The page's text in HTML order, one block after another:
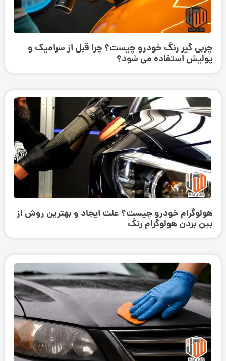
چربی گیر رنگ خودرو چیست؟ چرا قبل از سرامیک و
پولیش استفاده می ‌شود؟
هولوگرام خودرو چیست؟ علت ایجاد و بهترین روش از
بین بردن هولوگرام رنگ